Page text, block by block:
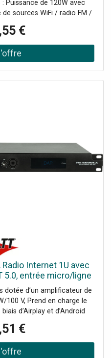
Puissance de 120W avec
sources WiFi / radio FM /
AC110-240V &
entrées mixables +
micro XLR 5-8mV 600Ω,
avec fonction
€
Radio Internet 1U avec
5.0, entrée micro/ligne
CD/DVD et MP3
dotée d’un amplificateur de
100 V, Prend en charge le
d’Airplay et d’Android
et WAV, BT 5.0 avec aptX
à l’avant, 5 entrées de
à la télécommande et à
€